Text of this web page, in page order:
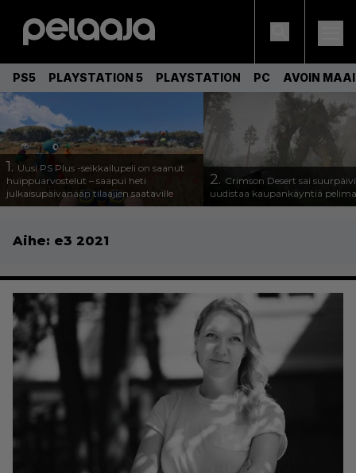
PS5 PLAYSTATION 5 PLAYSTATION PC AVOIN
1. Uusi PS Plus -seikkailupeli on saanut
huippuarvostelut – saapui heti
julkaisupäivänään tilaajien saataville
2. Crimson Desert sai
uudistaa kaupankäyntiä
Aihe: e3 2021